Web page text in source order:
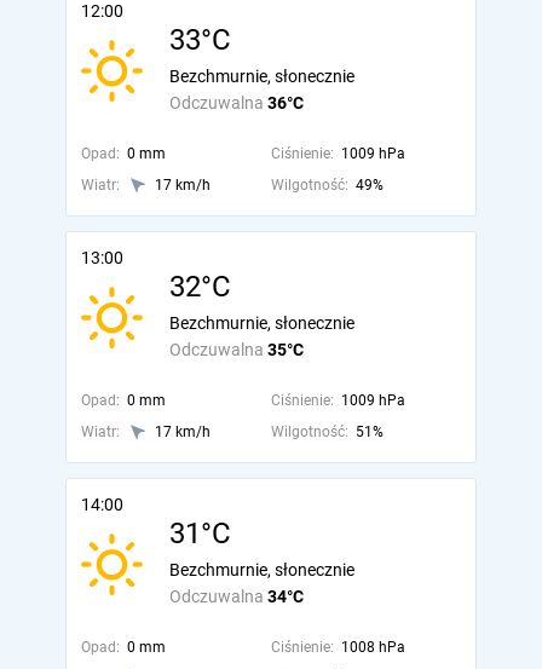
12:00
33°C
Odczuwalna 36°C
Bezchmurnie, słonecznie
Opad: 0 mm Ciśnienie: 1009 hPa
Wiatr:
17 km/h Wilgotność: 49%
13:00
32°C
Odczuwalna 35°C
Bezchmurnie, słonecznie
Opad: 0 mm Ciśnienie: 1009 hPa
Wiatr:
17 km/h Wilgotność: 51%
14:00
31°C
Odczuwalna 34°C
Bezchmurnie, słonecznie
Opad: 0 mm Ciśnienie: 1008 hPa